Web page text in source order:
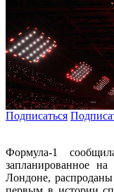
Подписаться
Формула-1
запланированное
Лондоне,